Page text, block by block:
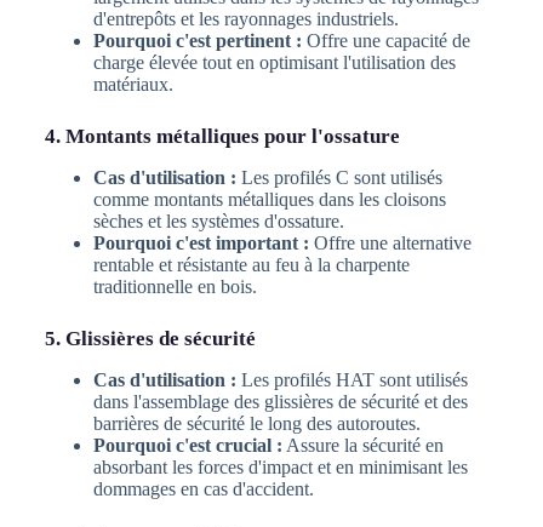
d'entrepôts et les rayonnages industriels.
Pourquoi c'est pertinent : Offre une capacité de
charge élevée tout en optimisant l'utilisation des
matériaux.
4. Montants métalliques pour l'ossature
Cas d'utilisation : Les profilés C sont utilisés
comme montants métalliques dans les cloisons
sèches et les systèmes d'ossature.
Pourquoi c'est important : Offre une alternative
rentable et résistante au feu à la charpente
traditionnelle en bois.
5. Glissières de sécurité
Cas d'utilisation : Les profilés HAT sont utilisés
dans l'assemblage des glissières de sécurité et des
barrières de sécurité le long des autoroutes.
Pourquoi c'est crucial : Assure la sécurité en
absorbant les forces d'impact et en minimisant les
dommages en cas d'accident.